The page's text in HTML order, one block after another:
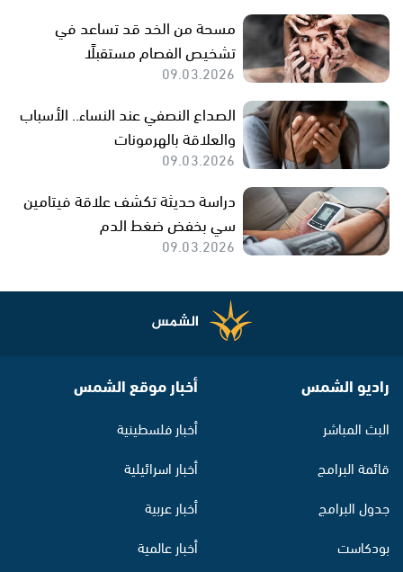
مسحة من الخد قد تساعد في
تشخيص الفصام مستقبلًا
09.03.2026
الصداع النصفي عند النساء.. الأسباب
والعلاقة بالهرمونات
09.03.2026
دراسة حديثة تكشف علاقة فيتامين
سي بخفض ضغط الدم
09.03.2026
راديو الشمس
البث المباشر
قائمة البرامج
جدول البرامج
بودكاست
أخبار موقع الشمس
أخبار فلسطينية
أخبار اسرائيلية
أخبار عربية
أخبار عالمية